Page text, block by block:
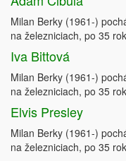
Milan Berky (1961-)
na železniciach, po 35
Iva Bittová
Milan Berky (1961-)
na železniciach, po 35
Elvis Presley
Milan Berky (1961-)
na železniciach, po 35